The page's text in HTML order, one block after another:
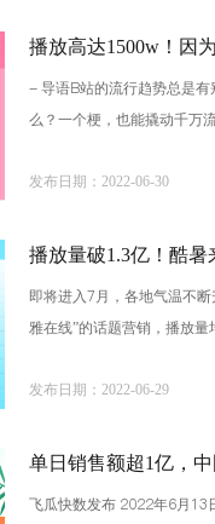
播放高达1500w！因
- 导语B站的流行趋势总是有
么？一个梗，也能撬动千万
发布日期：2022-06-30
播放量破1.3亿！酷
即将进入7月，各地气温不
雅在线”的话题营销，播放
发布日期：2022-06-29
单日销售额超1亿，
飞瓜快数发布 2022年6月13